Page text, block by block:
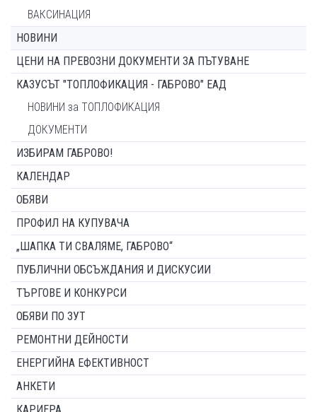
ВАКСИНАЦИЯ
НОВИНИ
ЦЕНИ НА ПРЕВОЗНИ ДОКУМЕНТИ ЗА ПЪТУВАНЕ
КАЗУСЪТ "ТОПЛОФИКАЦИЯ - ГАБРОВО" ЕАД
НОВИНИ за ТОПЛОФИКАЦИЯ
ДОКУМЕНТИ
ИЗБИРАМ ГАБРОВО!
КАЛЕНДАР
ОБЯВИ
ПРОФИЛ НА КУПУВАЧА
„ШАПКА ТИ СВАЛЯМЕ, ГАБРОВО“
ПУБЛИЧНИ ОБСЪЖДАНИЯ И ДИСКУСИИ
ТЪРГОВЕ И КОНКУРСИ
ОБЯВИ ПО ЗУТ
РЕМОНТНИ ДЕЙНОСТИ
ЕНЕРГИЙНА ЕФЕКТИВНОСТ
АНКЕТИ